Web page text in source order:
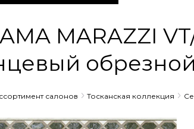
MARAZZI
салонов Тосканская коллекция